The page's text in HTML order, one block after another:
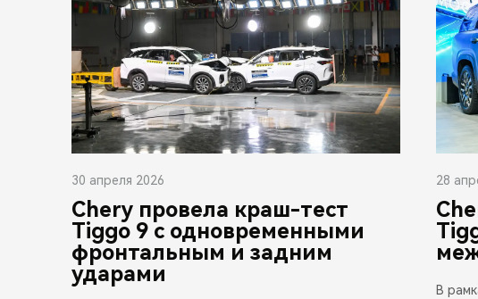
30 апреля 2026
Chery провела краш-тест
Tiggo 9 с одновременными
фронтальным и задним
ударами
28
В